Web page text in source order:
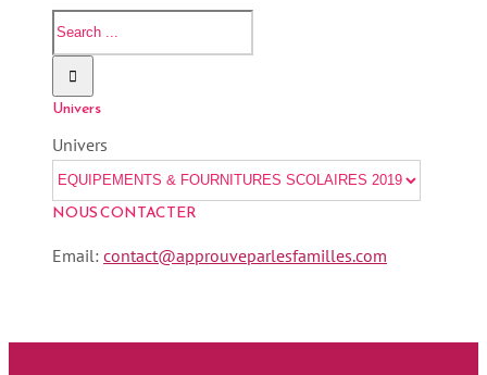
Univers
Univers
NOUS CONTACTER
Email: contact@approuveparlesfamilles.com